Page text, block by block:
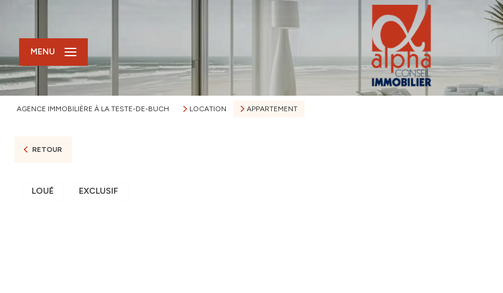
MENU
AGENCE IMMOBILIÈRE À LA TESTE-DE-BUCH LOCATION APPARTEMENT
RETOUR
LOUÉ EXCLUSIF